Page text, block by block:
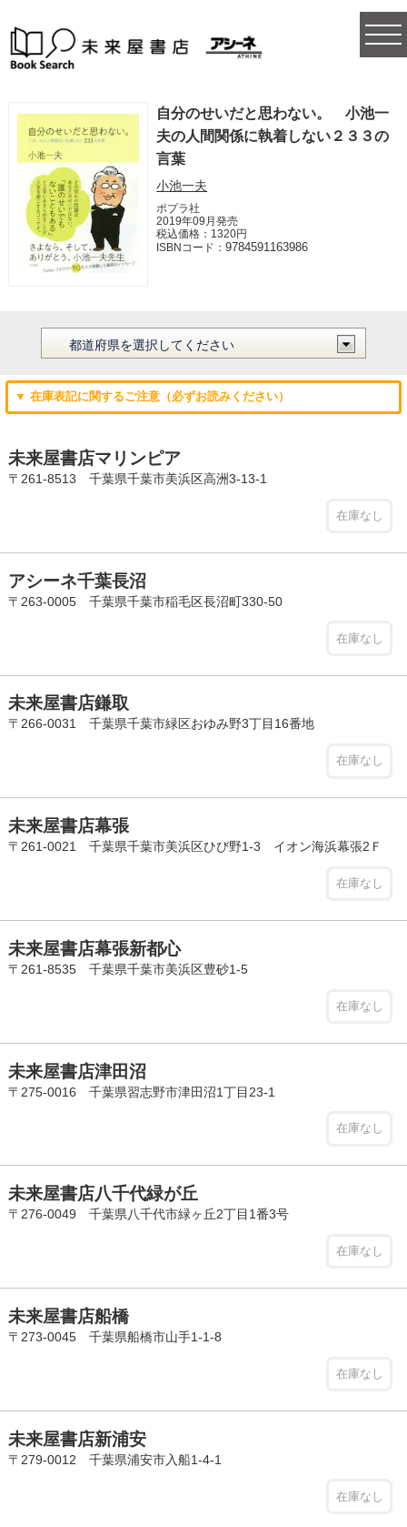
自分のせいだと思わない。 小池一
夫の人間関係に執着しない２３３の
言葉
小池一夫
ポプラ社
2019年09月発売
税込価格：1320円
ISBNコード：9784591163986
▼ 在庫表記に関するご注意（必ずお読みください）
未来屋書店マリンピア
〒261-8513 千葉県千葉市美浜区高洲3-13-1
在庫なし
アシーネ千葉長沼
〒263-0005 千葉県千葉市稲毛区長沼町330-50
在庫なし
未来屋書店鎌取
〒266-0031 千葉県千葉市緑区おゆみ野3丁目16番地
在庫なし
未来屋書店幕張
〒261-0021 千葉県千葉市美浜区ひび野1-3 イオン海浜幕張2Ｆ
在庫なし
未来屋書店幕張新都心
〒261-8535 千葉県千葉市美浜区豊砂1-5
在庫なし
未来屋書店津田沼
〒275-0016 千葉県習志野市津田沼1丁目23-1
在庫なし
未来屋書店八千代緑が丘
〒276-0049 千葉県八千代市緑ヶ丘2丁目1番3号
在庫なし
未来屋書店船橋
〒273-0045 千葉県船橋市山手1-1-8
在庫なし
未来屋書店新浦安
〒279-0012 千葉県浦安市入船1-4-1
在庫なし